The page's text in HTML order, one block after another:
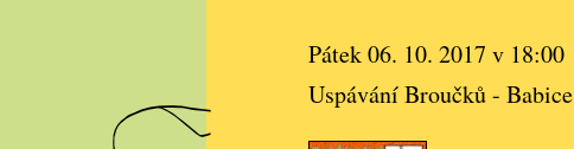
Pátek 06. 10. 2017 v 18:00
Uspávání Broučků - Babice